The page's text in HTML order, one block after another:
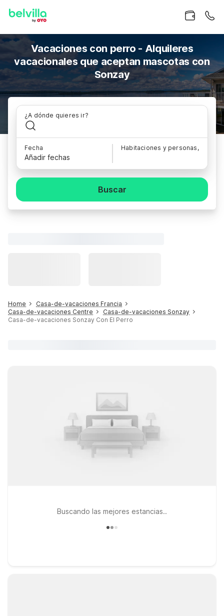
Vacaciones con perro - Alquileres
vacacionales que aceptan mascotas con
Sonzay
¿A dónde quieres ir?
Fecha
Añadir fechas
Habitaciones y personas,
Buscar
Home
Casa-de-vacaciones Francia
Casa-de-vacaciones Centre
Casa-de-vacaciones Sonzay
Casa-de-vacaciones Sonzay Con El Perro
Buscando las mejores estancias..